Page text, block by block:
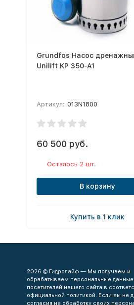
Grundfos Насос
Unilift KP 350-A1
Артикул: 013N1800
60 500 руб.
Осталось 2 шт.
В корзину
Купить в 1 клик
2026 © Гидролайф — Мы получаем и
обрабатываем персональные данные
посетителей нашего сайта в
официальной политикой. Если вы не
согласия на обработку своих